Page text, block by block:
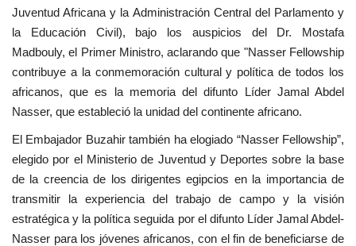
Juventud Africana y la Administración Central del Parlamento y
la Educación Civil), bajo los auspicios del Dr. Mostafa
Madbouly, el Primer Ministro, aclarando que "Nasser Fellowship
contribuye a la conmemoración cultural y política de todos los
africanos, que es la memoria del difunto Líder Jamal Abdel
Nasser, que estableció la unidad del continente africano.
El Embajador Buzahir también ha elogiado “Nasser Fellowship”,
elegido por el Ministerio de Juventud y Deportes sobre la base
de la creencia de los dirigentes egipcios en la importancia de
transmitir la experiencia del trabajo de campo y la visión
estratégica y la política seguida por el difunto Líder Jamal Abdel-
Nasser para los jóvenes africanos, con el fin de beneficiarse de